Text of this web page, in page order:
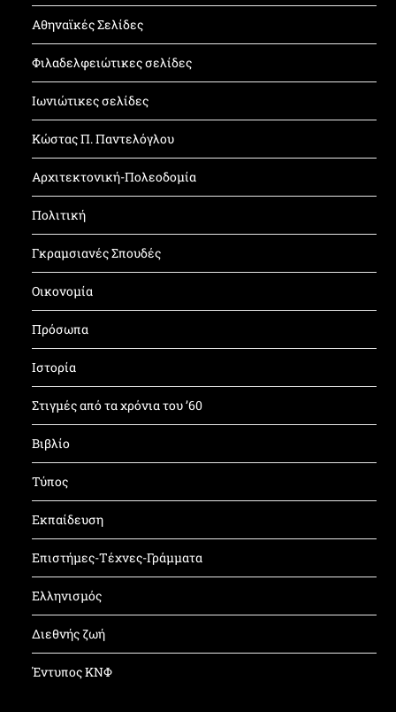
Αθηναϊκές Σελίδες
Φιλαδελφειώτικες σελίδες
Ιωνιώτικες σελίδες
Κώστας Π. Παντελόγλου
Αρχιτεκτονική-Πολεοδομία
Πολιτική
Γκραμσιανές Σπουδές
Οικονομία
Πρόσωπα
Ιστορία
Στιγμές από τα χρόνια του ’60
Βιβλίο
Τύπος
Εκπαίδευση
Επιστήμες-Τέχνες-Γράμματα
Ελληνισμός
Διεθνής ζωή
Έντυπος ΚΝΦ